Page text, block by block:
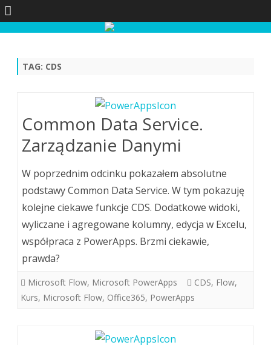
TAG: CDS
Common Data Service.
Zarządzanie Danymi
W poprzednim odcinku pokazałem absolutne
podstawy Common Data Service. W tym pokazuję
kolejne ciekawe funkcje CDS. Dodatkowe widoki,
wyliczane i agregowane kolumny, edycja w Excelu,
współpraca z PowerApps. Brzmi ciekawie,
prawda?
Microsoft Flow, Microsoft PowerApps CDS, Flow,
Kurs, Microsoft Flow, Office365, PowerApps